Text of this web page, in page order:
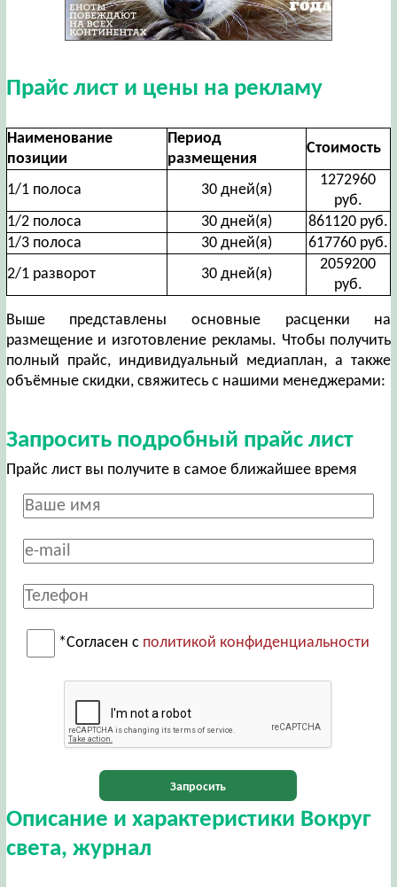
Прайс лист и цены на рекламу
Наименование
позиции
Период
размещения
Стоимость
1/1 полоса 30 дней(я)
1272960
руб.
1/2 полоса
30 дней(я)
861120 руб.
1/3 полоса
30 дней(я)
617760 руб.
2/1 разворот
30 дней(я)
2059200
руб.
Выше представлены основные расценки на
размещение и изготовление рекламы. Чтобы получить
полный прайс, индивидуальный медиаплан, а также
объёмные скидки, свяжитесь с нашими менеджерами:
Запросить подробный прайс лист
Прайс лист вы получите в самое ближайшее время
*Согласен с политикой конфиденциальности
Запросить
Описание и характеристики Вокруг
света, журнал